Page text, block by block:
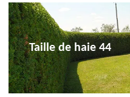
Taille de haie 44